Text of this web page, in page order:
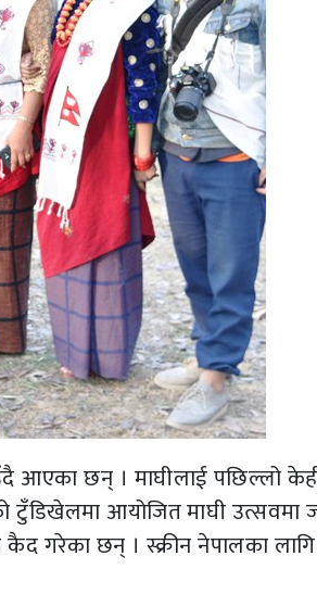
आएका छन् । माघीलाई पछिल्लो
टुँडिखेलमा आयोजित माघी उत्सवमा
कैद गरेका छन् । स्क्रीन नेपालका